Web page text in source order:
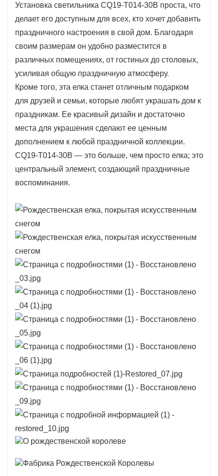
ветви служат идеальным фоном для
елочных игрушек, гирлянд и лампочек,
превращая ее в прекрасный центральный
элемент любого помещения.
Изготовленная из качественных материалов,
долговечность, позволяя вам наслаждаться
ею долгие сезоны. Прочные ветви
украшений, что позволит вам
продемонстрировать свой уникальный стиль
и праздничную тематику. Предпочитаете ли
вы традиционный вид с красными и
дизайн с яркими цветами, эта елка
удовлетворит любые предпочтения.
Установка светильника CQ19-T014-30B проста, что
делает его доступным для всех, кто хочет добавить
праздничного настроения в свой дом. Благодаря
своим размерам он удобно разместится в
различных помещениях, от гостиных до столовых,
усиливая общую праздничную атмосферу.
Кроме того, эта елка станет отличным подарком
для друзей и семьи, которые любят украшать дом к
праздникам. Ее красивый дизайн и достаточно
места для украшения сделают ее ценным
дополнением к любой праздничной коллекции.
CQ19-T014-30B — это больше, чем просто елка; это
центральный элемент, создающий праздничные
воспоминания.